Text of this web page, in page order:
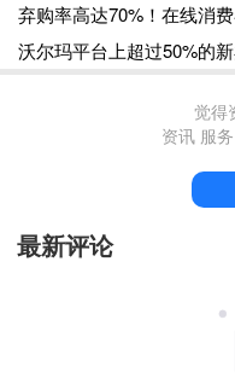
弃购率
体验？
沃尔玛平台上超过50%的
资讯 服